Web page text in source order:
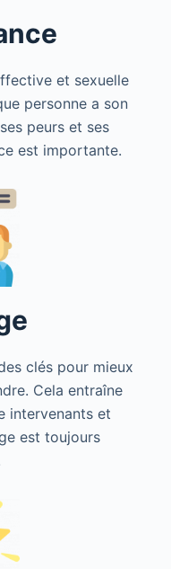
et sexuelle
personne a son
peurs et ses
est importante.
clés pour mieux
Cela entraîne
intervenants et
est toujours